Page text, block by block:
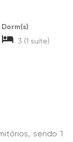
Dorm(s)
3 (1 suíte)
sendo 1